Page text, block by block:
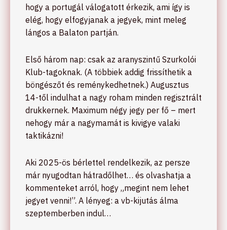
hogy a portugál válogatott érkezik, ami így is
elég, hogy elfogyjanak a jegyek, mint meleg
lángos a Balaton partján.
Első három nap: csak az aranyszintű Szurkolói
Klub-tagoknak. (A többiek addig frissíthetik a
böngészőt és reménykedhetnek.) Augusztus
14-től indulhat a nagy roham minden regisztrált
drukkernek. Maximum négy jegy per fő – mert
nehogy már a nagymamát is kivigye valaki
taktikázni!
Aki 2025-ös bérlettel rendelkezik, az persze
már nyugodtan hátradőlhet… és olvashatja a
kommenteket arról, hogy „megint nem lehet
jegyet venni!”. A lényeg: a vb-kijutás álma
szeptemberben indul…